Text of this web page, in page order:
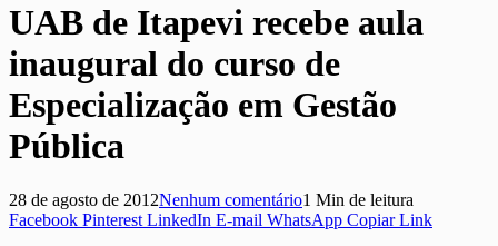
UAB de Itapevi recebe aula
inaugural do curso de
Especialização em Gestão
Pública
28 de agosto de 2012Nenhum comentário1 Min de leitura
Facebook Pinterest LinkedIn E-mail WhatsApp Copiar Link